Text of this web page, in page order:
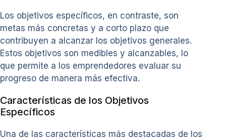
Los objetivos específicos, en contraste, son
metas más concretas y a corto plazo que
contribuyen a alcanzar los objetivos generales.
Estos objetivos son medibles y alcanzables, lo
que permite a los emprendedores evaluar su
progreso de manera más efectiva.
Características de los Objetivos
Específicos
Una de las características más destacadas de los